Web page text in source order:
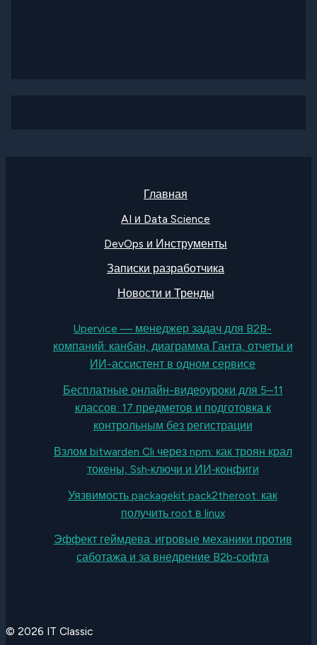
Главная
AI и Data Science
DevOps и Инструменты
Записки разработчика
Новости и Тренды
Upervice — менеджер задач для B2B-
компаний: канбан, диаграмма Ганта, отчеты и
ИИ-ассистент в одном сервисе
Бесплатные онлайн-видеоуроки для 5–11
классов: 17 предметов и подготовка к
контрольным без регистрации
Взлом bitwarden Cli через npm: как троян крал
токены, Ssh‑ключи и ИИ‑конфиги
Уязвимость packagekit pack2theroot: как
получить root в linux
Эффект геймдева: игровые механики против
саботажа и за внедрение B2b‑софта
© 2026 IT Classic